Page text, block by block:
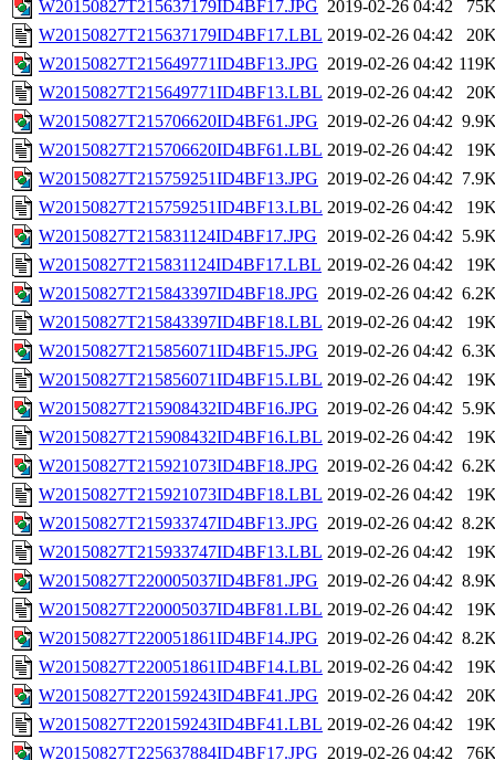
W20150827T215637179ID4BF17.JPG 2019-02-26 04:42
W20150827T215637179ID4BF17.LBL 2019-02-26 04:42
W20150827T215649771ID4BF13.JPG 2019-02-26 04:42
W20150827T215649771ID4BF13.LBL 2019-02-26 04:42
W20150827T215706620ID4BF61.JPG 2019-02-26 04:42
W20150827T215706620ID4BF61.LBL 2019-02-26 04:42
W20150827T215759251ID4BF13.JPG 2019-02-26 04:42
W20150827T215759251ID4BF13.LBL 2019-02-26 04:42
W20150827T215831124ID4BF17.JPG 2019-02-26 04:42
W20150827T215831124ID4BF17.LBL 2019-02-26 04:42
W20150827T215843397ID4BF18.JPG 2019-02-26 04:42
W20150827T215843397ID4BF18.LBL 2019-02-26 04:42
W20150827T215856071ID4BF15.JPG 2019-02-26 04:42
W20150827T215856071ID4BF15.LBL 2019-02-26 04:42
W20150827T215908432ID4BF16.JPG 2019-02-26 04:42
W20150827T215908432ID4BF16.LBL 2019-02-26 04:42
W20150827T215921073ID4BF18.JPG 2019-02-26 04:42
W20150827T215921073ID4BF18.LBL 2019-02-26 04:42
W20150827T215933747ID4BF13.JPG 2019-02-26 04:42
W20150827T215933747ID4BF13.LBL 2019-02-26 04:42
W20150827T220005037ID4BF81.JPG 2019-02-26 04:42
W20150827T220005037ID4BF81.LBL 2019-02-26 04:42
W20150827T220051861ID4BF14.JPG 2019-02-26 04:42
W20150827T220051861ID4BF14.LBL 2019-02-26 04:42
W20150827T220159243ID4BF41.JPG 2019-02-26 04:42
W20150827T220159243ID4BF41.LBL 2019-02-26 04:42
W20150827T225637884ID4BF17.JPG 2019-02-26 04:42